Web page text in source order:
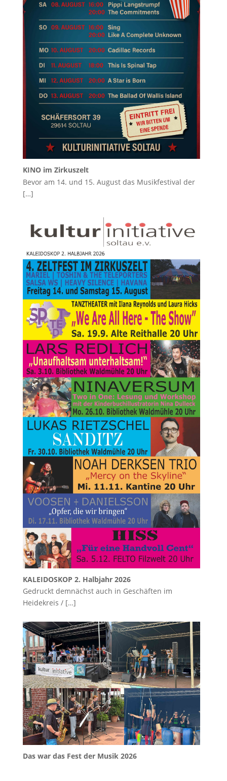
KINO im Zirkuszelt
Bevor am 14. und 15. August das Musikfestival der
[…]
KALEIDOSKOP 2. Halbjahr 2026
Gedruckt demnächst auch in Geschäften im
Heidekreis / […]
Das war das Fest der Musik 2026